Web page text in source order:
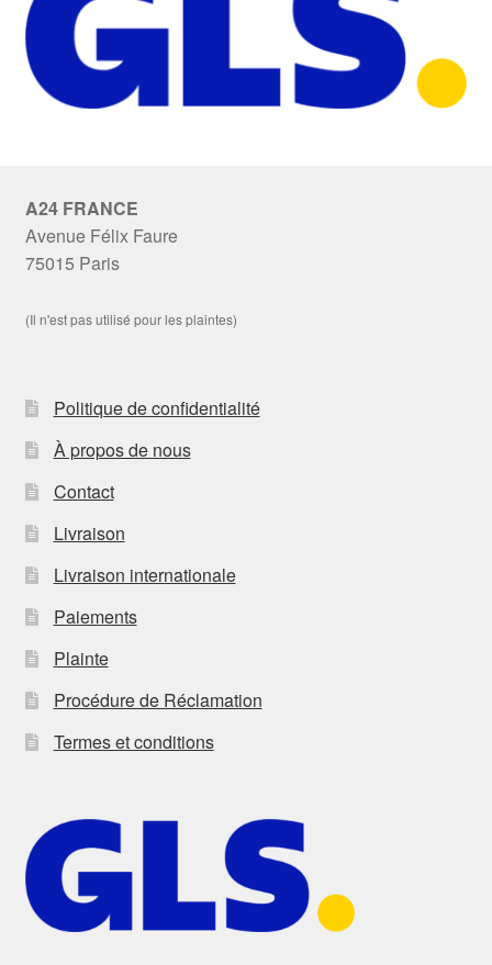
A24 FRANCE
Avenue Félix Faure
75015 Paris
(Il n'est pas utilisé pour les plaintes)
Politique de confidentialité
À propos de nous
Contact
Livraison
Livraison internationale
Paiements
Plainte
Procédure de Réclamation
Termes et conditions